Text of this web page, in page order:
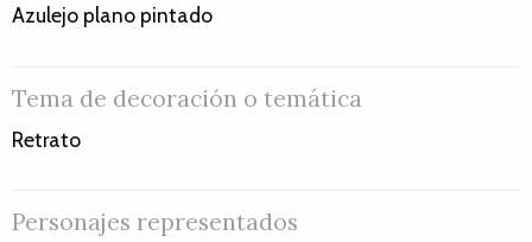
Azulejo plano pintado
Tema de decoración o temática
Retrato
Personajes representados